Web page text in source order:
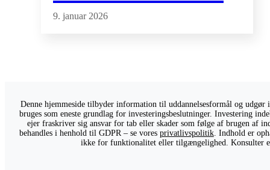
9. januar 2026
Denne hjemmeside tilbyder information til uddannelsesformål og
bruges som eneste grundlag for investeringsbeslutninger. Investering
ejer fraskriver sig ansvar for tab eller skader som følge af brugen af
behandles i henhold til GDPR – se vores privatlivspolitik. Indhold er
ikke for funktionalitet eller tilgængelighed. Konsulter